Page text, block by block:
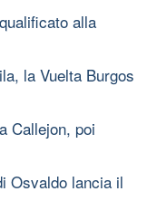
alla
la Vuelta Burgos
Callejon, poi
Osvaldo lancia il